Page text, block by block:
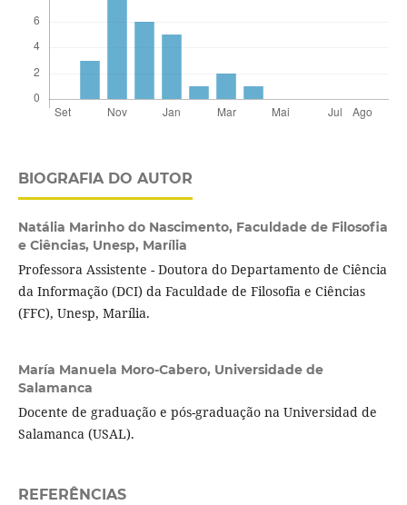
BIOGRAFIA DO AUTOR
Natália Marinho do Nascimento, Faculdade de Filosofia
e Ciências, Unesp, Marília
Professora Assistente - Doutora do Departamento de Ciência
da Informação (DCI) da Faculdade de Filosofia e Ciências
(FFC), Unesp, Marília.
María Manuela Moro-Cabero, Universidade de
Salamanca
Docente de graduação e pós-graduação na Universidad de
Salamanca (USAL).
REFERÊNCIAS